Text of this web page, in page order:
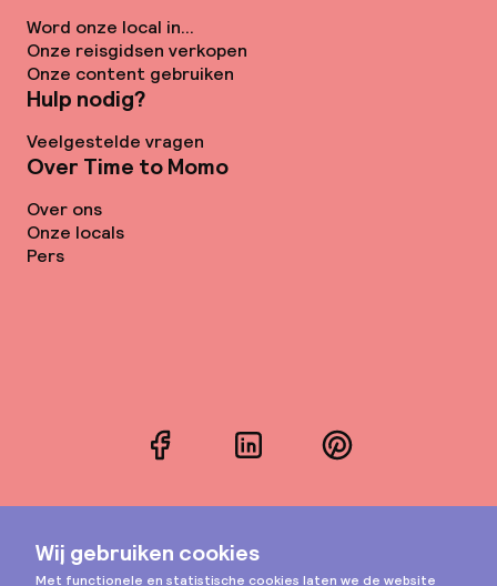
Word onze local in...
Onze reisgidsen verkopen
Onze content gebruiken
Hulp nodig?
Veelgestelde vragen
Over Time to Momo
Over ons
Onze locals
Pers
FacebookLinkedInPinterest
Instagram